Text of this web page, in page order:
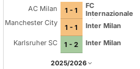
AC Milan 1 - 1
FC
Internazionale
Milano
Manchester City
1 - 1
Inter Milan
Karlsruher SC
1 - 2 Inter Milan
2025/2026